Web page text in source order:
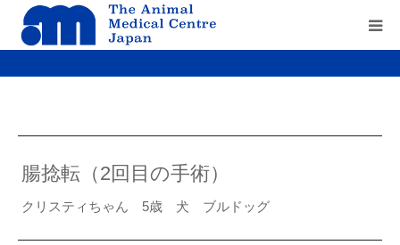
腸捻転（2回目の手術）
クリスティちゃん 5歳 犬 ブルドッグ
Home
service